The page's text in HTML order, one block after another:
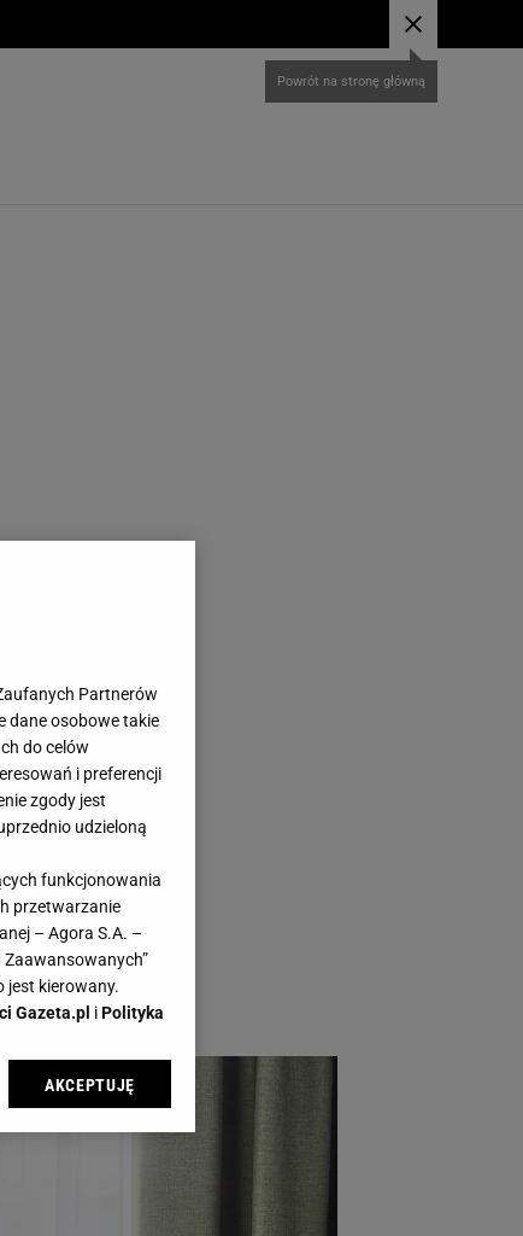
czuć ciepło,
wnętrza i
tym zająć - w
na wymiar i
Partnerów
dane osobowe takie
do celów
i preferencji
zgody jest
udzieloną
funkcjonowania
przetwarzanie
– Agora S.A. –
Zaawansowanych”
jest kierowany.
Gazeta.pl iPolityka
sp. z o.o., jej
danych poprzez
AKCEPTUJĘ